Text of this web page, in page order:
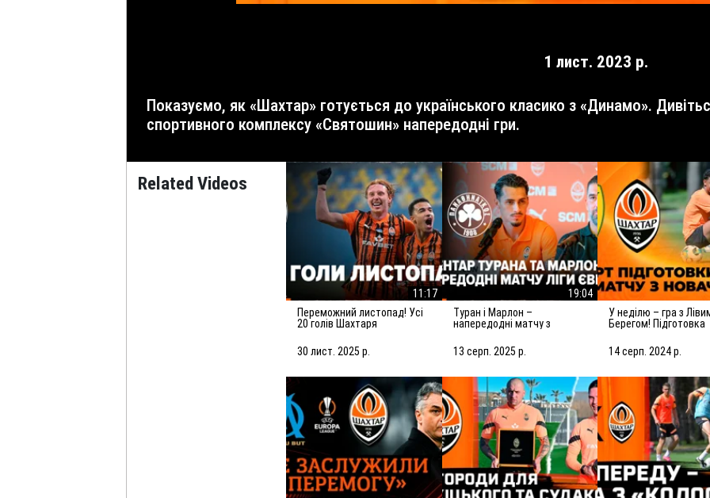
1 лист. 2023 р.
Показуємо, як «Шахтар» готується до українського класико з «Динамо». Дивіться відео з тренування команди на полі
спортивного комплексу «Святошин» напередодні гри.
Related Videos
11:17
Переможний листопад! Усі
20 голів Шахтаря
30 лист. 2025 р.
19:04
Туран і Марлон –
напередодні матчу з
все можливе для
досягнення мети
13 серп. 2025 р.
У неділю – гра з Лівим
Берегом! Підготовка
новачком УПЛ
14 серп. 2024 р.